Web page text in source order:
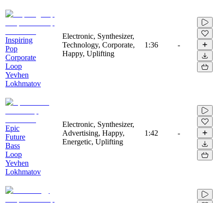
Inspiring
Pop
Corporate
Loop
Yevhen
Lokhmatov
Electronic, Synthesizer,
Technology, Corporate,
Happy, Uplifting
1:36 -
Epic
Future
Bass
Loop
Yevhen
Lokhmatov
Electronic, Synthesizer,
Advertising, Happy,
Energetic, Uplifting
1:42 -